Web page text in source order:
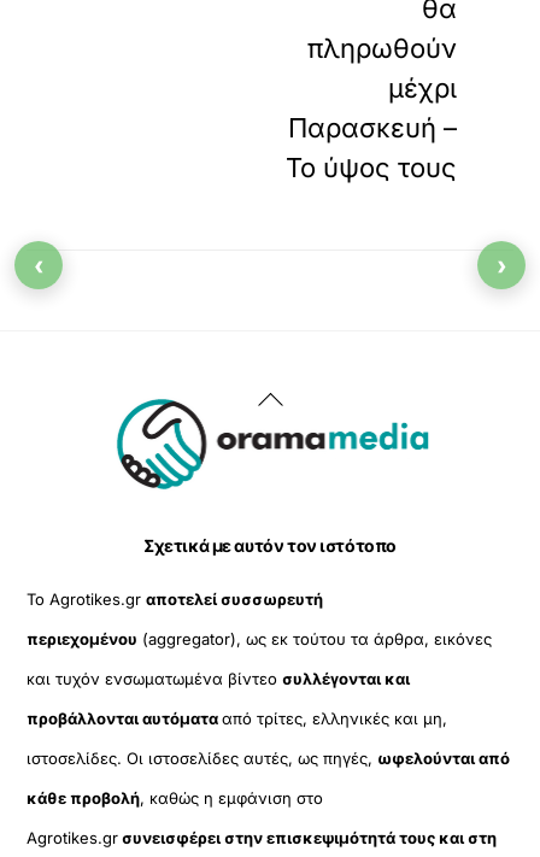
θα
πληρωθούν
μέχρι
Παρασκευή –
Το ύψος τους
Back
To
Σχετικά με αυτόν τον ιστότοπο
Το Agrotikes.grαποτελεί συσσωρευτή
περιεχομένου (aggregator), ως εκ τούτου τα άρθρα, εικόνες
και τυχόν ενσωματωμένα βίντεοσυλλέγονται και
προβάλλονται αυτόματααπό τρίτες, ελληνικές και μη,
ιστοσελίδες. Οι ιστοσελίδες αυτές, ως πηγές, ωφελούνται από
κάθε προβολή, καθώς η εμφάνιση στο
Agrotikes.grσυνεισφέρει στην επισκεψιμότητά τους και στη
‹ ›